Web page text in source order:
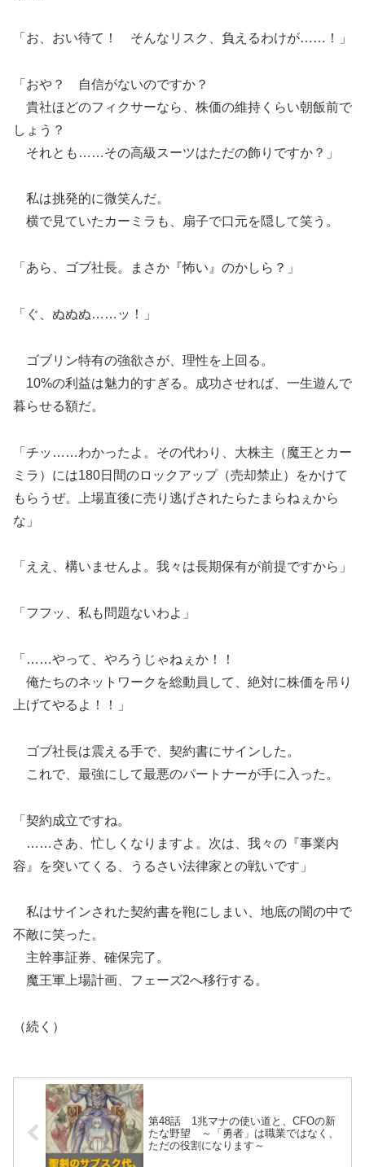
「お、おい待て！ そんなリスク、負えるわけが……！」
「おや？ 自信がないのですか？
貴社ほどのフィクサーなら、株価の維持くらい朝飯前で
しょう？
それとも……その高級スーツはただの飾りですか？」
私は挑発的に微笑んだ。
横で見ていたカーミラも、扇子で口元を隠して笑う。
「あら、ゴブ社長。まさか『怖い』のかしら？」
「ぐ、ぬぬぬ……ッ！」
ゴブリン特有の強欲さが、理性を上回る。
10%の利益は魅力的すぎる。成功させれば、一生遊んで
暮らせる額だ。
「チッ……わかったよ。その代わり、大株主（魔王とカー
ミラ）には180日間のロックアップ（売却禁止）をかけて
もらうぜ。上場直後に売り逃げされたらたまらねぇから
な」
「ええ、構いませんよ。我々は長期保有が前提ですから」
「フフッ、私も問題ないわよ」
「……やって、やろうじゃねぇか！！
俺たちのネットワークを総動員して、絶対に株価を吊り
上げてやるよ！！」
ゴブ社長は震える手で、契約書にサインした。
これで、最強にして最悪のパートナーが手に入った。
「契約成立ですね。
……さあ、忙しくなりますよ。次は、我々の『事業内
容』を突いてくる、うるさい法律家との戦いです」
私はサインされた契約書を鞄にしまい、地底の闇の中で
不敵に笑った。
主幹事証券、確保完了。
魔王軍上場計画、フェーズ2へ移行する。
（続く）
第48話 1兆マナの使い道と、CFOの新
たな野望 ～「勇者」は職業ではなく、
ただの役割になります～